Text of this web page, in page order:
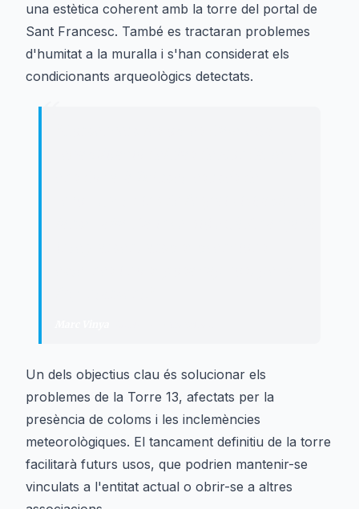
una estètica coherent amb la torre del portal de
Sant Francesc. També es tractaran problemes
d'humitat a la muralla i s'han considerat els
condicionants arqueològics detectats.
“
Un dels objectius clau és solucionar els
problemes de la Torre 13, afectats per la
presència de coloms i les inclemències
meteorològiques. El tancament definitiu de la torre
facilitarà futurs usos, que podrien mantenir-se
vinculats a l'entitat actual o obrir-se a altres